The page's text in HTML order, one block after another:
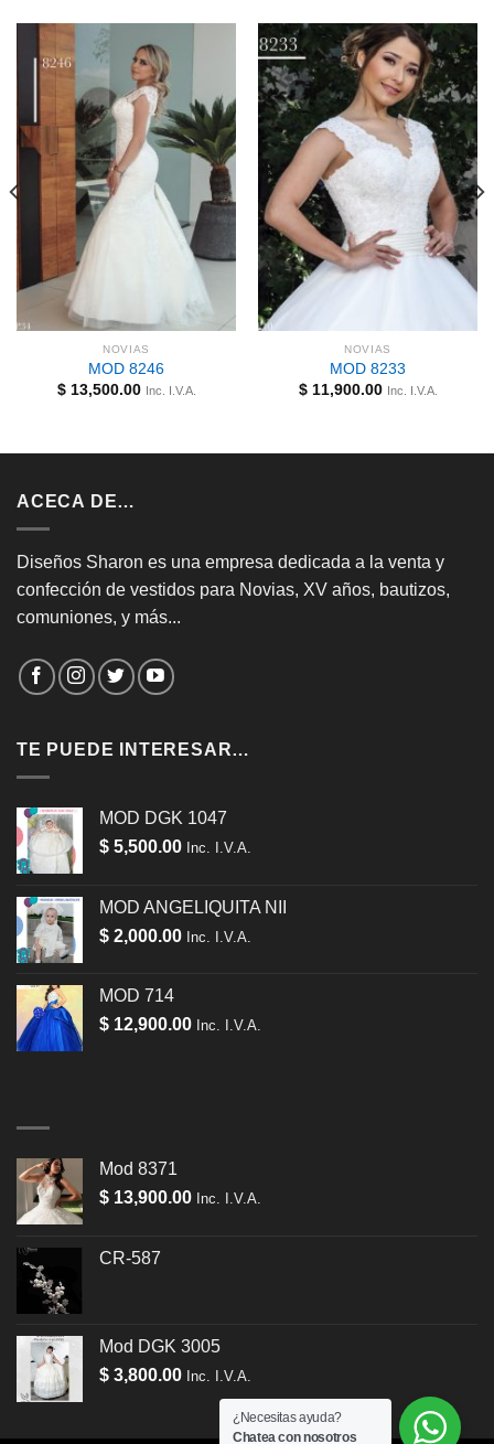
NOVIAS
MOD 8246
$13,500.00 Inc. I.V.A.
NOVIAS
MOD 8233
$11,900.00 Inc. I.V.A.
ACECA DE…
Diseños Sharon es una empresa dedicada a la venta y
confección de vestidos para Novias, XV años, bautizos,
comuniones, y más...
TE PUEDE INTERESAR…
MOD DGK 1047
$ 5,500.00 Inc. I.V.A.
MOD ANGELIQUITA NII
$ 2,000.00 Inc. I.V.A.
MOD 714
$ 12,900.00 Inc. I.V.A.
Mod 8371
$ 13,900.00 Inc. I.V.A.
CR-587
Mod DGK 3005
$ 3,800.00 Inc. I.V.A.
¿Necesitas ayuda?
Chatea con nosotros